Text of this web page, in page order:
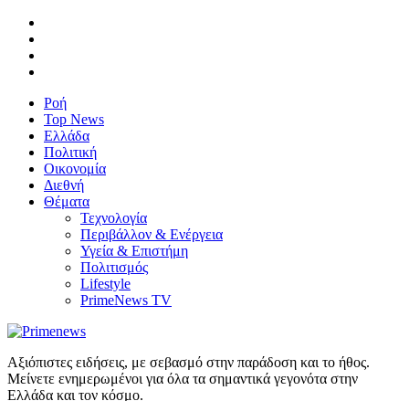
Ροή
Top News
Ελλάδα
Πολιτική
Οικονομία
Διεθνή
Θέματα
Τεχνολογία
Περιβάλλον & Ενέργεια
Υγεία & Επιστήμη
Πολιτισμός
Lifestyle
PrimeNews TV
Αξιόπιστες ειδήσεις, με σεβασμό στην παράδοση και το ήθος.
Μείνετε ενημερωμένοι για όλα τα σημαντικά γεγονότα στην
Ελλάδα και τον κόσμο.